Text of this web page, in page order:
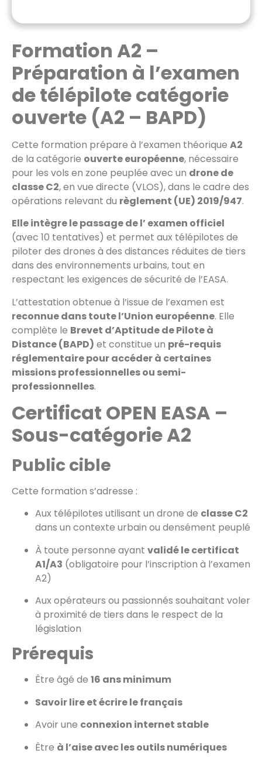
Formation A2 –
Préparation à l’examen
de télépilote catégorie
ouverte (A2 – BAPD)
Cette formation prépare à l’examen théorique A2
de la catégorie ouverte européenne, nécessaire
pour les vols en zone peuplée avec un drone de
classe C2, en vue directe (VLOS), dans le cadre des
opérations relevant du règlement (UE) 2019/947.
Elle intègre le passage de l’ examen officiel
(avec 10 tentatives) et permet aux télépilotes de
piloter des drones à des distances réduites de tiers
dans des environnements urbains, tout en
respectant les exigences de sécurité de l’EASA.
L’attestation obtenue à l’issue de l’examen est
reconnue dans toute l’Union européenne. Elle
complète le Brevet d’Aptitude de Pilote à
Distance (BAPD) et constitue un pré-requis
réglementaire pour accéder à certaines
missions professionnelles ou semi-
professionnelles.
Certificat OPEN EASA –
Sous-catégorie A2
Public cible
Cette formation s’adresse :
Aux télépilotes utilisant un drone de classe C2
dans un contexte urbain ou densément peuplé
À toute personne ayant validé le certificat
A1/A3 (obligatoire pour l’inscription à l’examen
A2)
Aux opérateurs ou passionnés souhaitant voler
à proximité de tiers dans le respect de la
législation
Prérequis
Être âgé de 16 ans minimum
Savoir lire et écrire le français
Avoir une connexion internet stable
Être à l’aise avec les outils numériques